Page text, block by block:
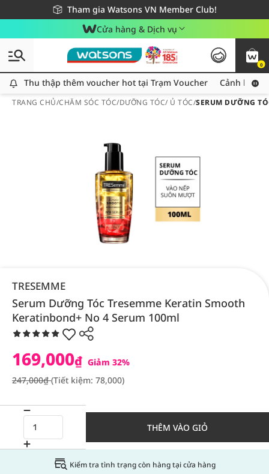
Tham gia Watsons VN Member Club!
Miễn phí giao hàng cho đơn hàng từ 249,000Đ
Giao hàng nhanh 24h - Áp dụng khu vực TP. Hồ Chí Minh
Cửa hàng & Dịch vụ
0
Thu thập thêm voucher hot tại Trạm Voucher
Thu thập thêm voucher hot tại Trạm Voucher Cảnh báo
TRANG CHỦ/CHĂM SÓC TÓC/DƯỠNG TÓC/ Ủ TÓC/SERUM DƯỠNG
TRESEMME
Serum Dưỡng Tóc Tresemme Keratin Smooth
Keratinbond+ No 4 Serum 100ml
169,000₫ Giảm 32%
247,000₫(Tiết kiệm: 78,000)
THÊM VÀO GIỎ
Kiểm tra tình trạng còn hàng tại cửa hàng